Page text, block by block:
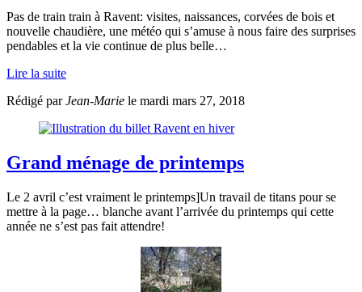
Pas de train train à Ravent: visites, naissances, corvées de bois et
nouvelle chaudière, une météo qui s’amuse à nous faire des surprises
pendables et la vie continue de plus belle…
Lire la suite
Rédigé parJean-Marie le mardi mars 27, 2018
Grand ménage de printemps
Le 2 avril c’est vraiment le printemps]Un travail de titans pour se
mettre à la page… blanche avant l’arrivée du printemps qui cette
année ne s’est pas fait attendre!